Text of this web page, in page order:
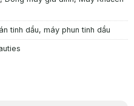
tinh dầu, máy phun tinh dầu